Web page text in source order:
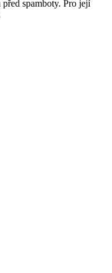
před spamboty. Pro její